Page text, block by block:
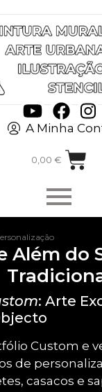
A Minha
0,00 €
Além do
: Arte
Custom e
de
casacos e